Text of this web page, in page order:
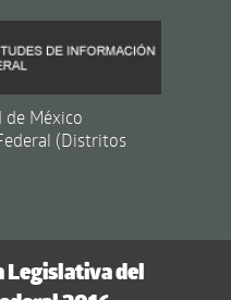
México
(Distritos
Legislativa del